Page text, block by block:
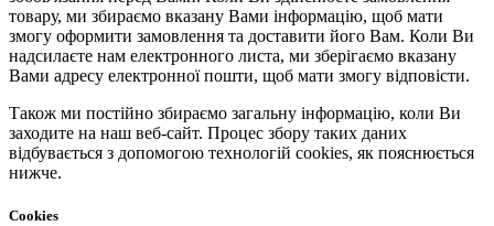
товару, ми збираємо вказану Вами інформацію, щоб мати
змогу оформити замовлення та доставити його Вам. Коли Ви
надсилаєте нам електронного листа, ми зберігаємо вказану
Вами адресу електронної пошти, щоб мати змогу відповісти.
Також ми постійно збираємо загальну інформацію, коли Ви
заходите на наш веб-сайт. Процес збору таких даних
відбувається з допомогою технологій cookies, як пояснюється
нижче.
Cookies